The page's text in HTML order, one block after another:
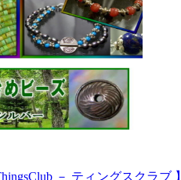
－ ティングスクラブ 】